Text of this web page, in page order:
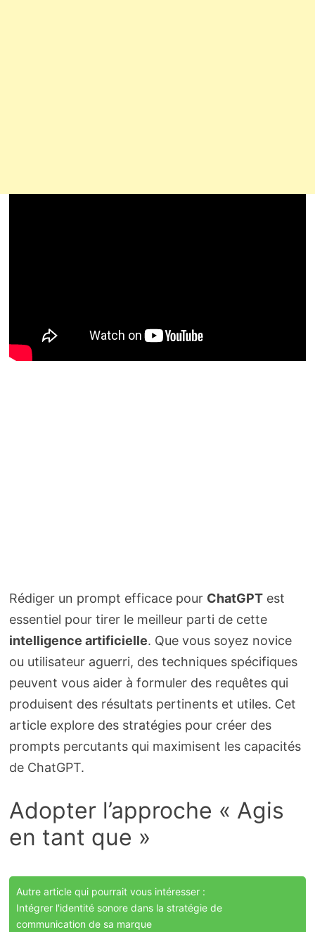
Rédiger un prompt efficace pour ChatGPTest
essentiel pour tirer le meilleur parti de cette
intelligence artificielle. Que vous soyez novice
ou utilisateur aguerri, des techniques spécifiques
peuvent vous aider à formuler des requêtes qui
produisent des résultats pertinents et utiles. Cet
article explore des stratégies pour créer des
prompts percutants qui maximisent les capacités
de ChatGPT.
Adopter l’approche « Agis
en tant que »
Autre article qui pourrait vous intéresser :
Intégrer l'identité sonore dans la stratégie de
communication de sa marque